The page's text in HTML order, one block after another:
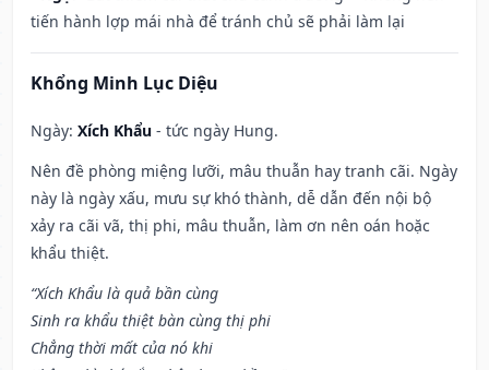
tiến hành lợp mái nhà để tránh chủ sẽ phải làm lại
Khổng Minh Lục Diệu
Ngày: Xích Khẩu - tức ngày Hung.
Nên đề phòng miệng lưỡi, mâu thuẫn hay tranh cãi. Ngày
này là ngày xấu, mưu sự khó thành, dễ dẫn đến nội bộ
xảy ra cãi vã, thị phi, mâu thuẫn, làm ơn nên oán hoặc
khẩu thiệt.
“Xích Khẩu là quả bần cùng
Sinh ra khẩu thiệt bàn cùng thị phi
Chẳng thời mất của nó khi